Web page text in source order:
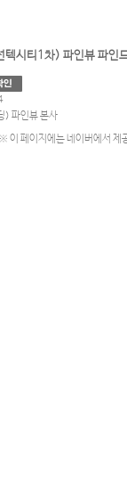
시티1차) 파인뷰 파인
) 파인뷰 본사
페이지에는 네이버에서 제